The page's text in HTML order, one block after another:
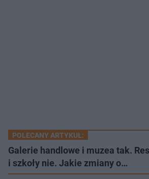
POLECANY ARTYKUŁ:
Galerie handlowe i muzea tak.
i szkoły nie. Jakie zmiany o…